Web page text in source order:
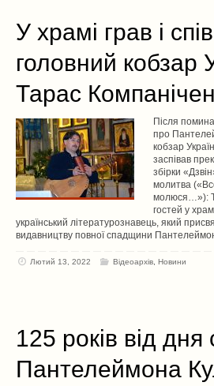
У храмі грав і
головний кобзар
Тарас
Після
про
кобзар
заспівав
збірки
молитва
молюся…»):
гостей у
український літературознавець, який
видавництву повної спадщини
Лютий 13, 2022 Відеоархів ,Новини
125 років від дня
Пантелеймона